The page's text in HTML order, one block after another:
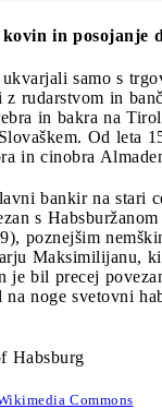
in posojanje
samo s
z rudarstvom in
in bakra na
Od leta
in cinobra
bankir na stari
s
poznejšim
Maksimilijanu,
je bil precej
noge svetovni
Commons